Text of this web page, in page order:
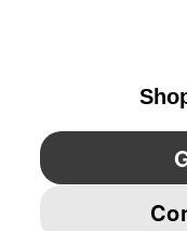
YouTube Twitter